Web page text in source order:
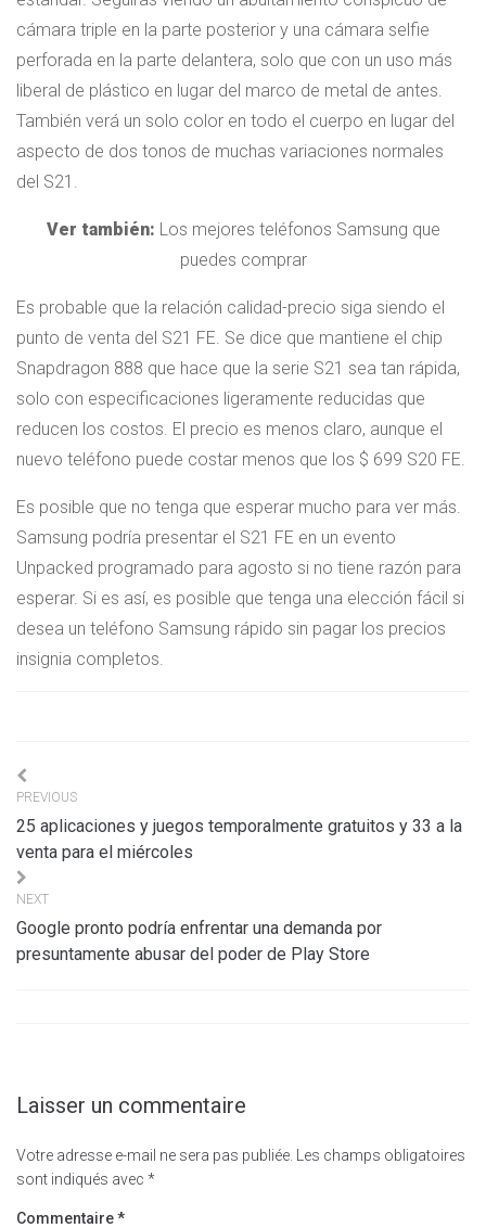
cámara triple en la parte posterior y una cámara selfie
perforada en la parte delantera, solo que con un uso más
liberal de plástico en lugar del marco de metal de antes.
También verá un solo color en todo el cuerpo en lugar del
aspecto de dos tonos de muchas variaciones normales
del S21.
Ver también: Los mejores teléfonos Samsung que
puedes comprar
Es probable que la relación calidad-precio siga siendo el
punto de venta del S21 FE. Se dice que mantiene el chip
Snapdragon 888 que hace que la serie S21 sea tan rápida,
solo con especificaciones ligeramente reducidas que
reducen los costos. El precio es menos claro, aunque el
nuevo teléfono puede costar menos que los $ 699 S20 FE.
Es posible que no tenga que esperar mucho para ver más.
Samsung podría presentar el S21 FE en un evento
Unpacked programado para agosto si no tiene razón para
esperar. Si es así, es posible que tenga una elección fácil si
desea un teléfono Samsung rápido sin pagar los precios
insignia completos.
Navigation
de
l’article
PREVIOUS
25 aplicaciones y juegos temporalmente gratuitos y 33 a la
venta para el miércoles
NEXT
Google pronto podría enfrentar una demanda por
presuntamente abusar del poder de Play Store
Laisser un commentaire
Votre adresse e-mail ne sera pas publiée.
Les champs obligatoires
sont indiqués avec *
Commentaire*